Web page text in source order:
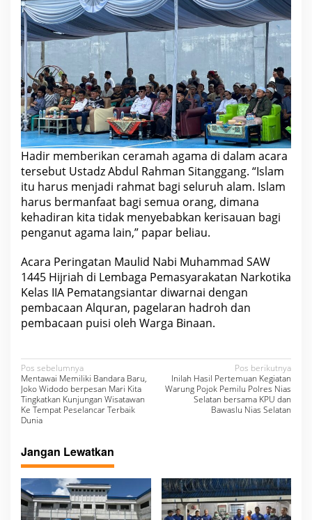
A
M
M
A
D
S
A
W
1
4
4
5
H
B
E
R
S
A
M
A
W
R
A
B
I
N
A
A
N
Hadir memberikan ceramah agama di dalam acara
tersebut Ustadz Abdul Rahman Sitanggang. “Islam
itu harus menjadi rahmat bagi seluruh alam. Islam
harus bermanfaat bagi semua orang, dimana
kehadiran kita tidak menyebabkan kerisauan bagi
penganut agama lain,” papar beliau.
Acara Peringatan Maulid Nabi Muhammad SAW
1445 Hijriah di Lembaga Pemasyarakatan Narkotika
Kelas IIA Pematangsiantar diwarnai dengan
pembacaan Alquran, pagelaran hadroh dan
pembacaan puisi oleh Warga Binaan.
N
a
v
i
g
a
s
i
Pos sebelumnya
Mentawai Memiliki Bandara Baru,
Joko Widodo berpesan Mari Kita
Tingkatkan Kunjungan Wisatawan
Ke Tempat Peselancar Terbaik
Dunia
Pos berikutnya
Inilah Hasil Pertemuan Kegiatan
Warung Pojok Pemilu Polres Nias
Selatan bersama KPU dan
Bawaslu Nias Selatan
Jangan Lewatkan